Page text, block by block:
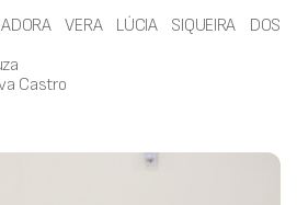
VERA LÚCIA SIQUEIRA DOS
Castro